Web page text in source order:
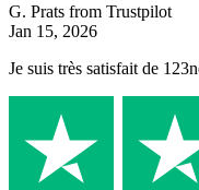
G. Prats from Trustpilot
Jan 15, 2026
Je suis très satisfait de